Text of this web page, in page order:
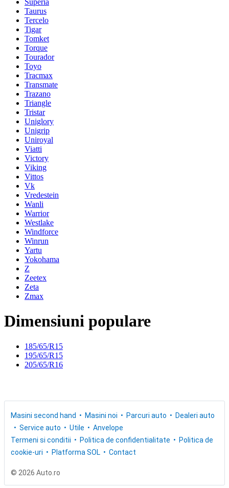
Taurus
Tercelo
Tigar
Tomket
Torque
Tourador
Toyo
Tracmax
Transmate
Trazano
Triangle
Tristar
Uniglory
Unigrip
Uniroyal
Viatti
Victory
Viking
Vittos
Vk
Vredestein
Wanli
Warrior
Westlake
Windforce
Winrun
Yartu
Yokohama
Z
Zeetex
Zeta
Zmax
Dimensiuni populare
185/65/R15
195/65/R15
205/65/R16
Masini second hand Masini noi Parcuri auto
Dealeri auto
Service auto
Utile
Anvelope
Termeni si conditii
Politica de confidentialitate
Politica de
cookie-uri
Platforma SOL Contact
© 2026 Auto.ro